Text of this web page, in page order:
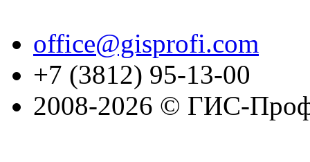
office@gisprofi.com
+7 (3812) 95-13-00
2008-2026 © ГИС-